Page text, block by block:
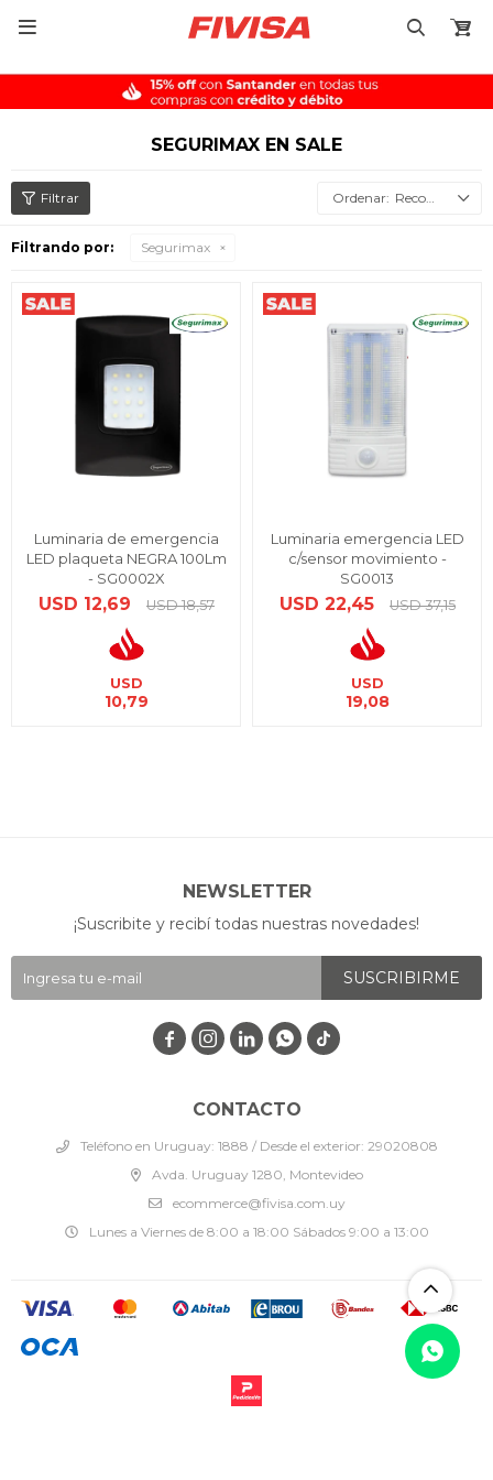

SEGURIMAX EN SALE
Recomendados
Filtrando por: Segurimax
Luminaria de emergencia
LED plaqueta NEGRA 100Lm
- SG0002X
USD 12,69 USD 18,57
USD
10,79
Luminaria emergencia LED
c/sensor movimiento -
SG0013
USD 22,45 USD 37,15
USD
19,08
CONTACTO
Teléfono en Uruguay: 1888 / Desde el exterior: 29020808
Avda. Uruguay 1280, Montevideo
ecommerce@fivisa.com.uy
Lunes a Viernes de 8:00 a 18:00 Sábados 9:00 a 13:00
NEWSLETTER
¡Suscribite y recibí todas nuestras novedades!
SUSCRIBIRME
   